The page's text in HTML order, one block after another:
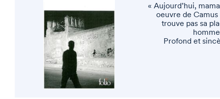
« Aujourd’hui,
oeuvre de
trouve pas sa
Profond et